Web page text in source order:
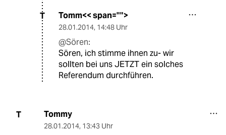
T Tomm<< span="">
28.01.2014, 14:48 Uhr
@Sören:
Sören, ich stimme ihnen zu- wir
sollten bei uns JETZT ein solches
Referendum durchführen.
T Tommy
28.01.2014, 13:43 Uhr